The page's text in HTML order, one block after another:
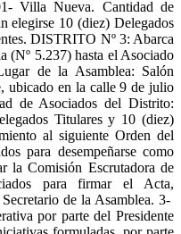
Villa Nueva. Cantidad de
elegirse 10 (diez) Delegados
DISTRITO Nº 3: Abarca
(Nº 5.237) hasta el Asociado
de la Asamblea: Salón
ubicado en la calle 9 de julio
de Asociados del Distrito:
Titulares y 10 (diez)
al siguiente Orden del
para desempeñarse como
la Comisión Escrutadora de
para firmar el Acta,
de la Asamblea. 3-
por parte del Presidente